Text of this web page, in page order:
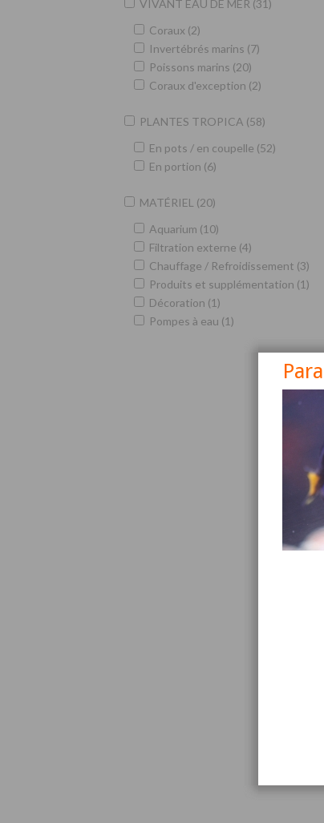
VIVANT EAU DE MER (31)
Coraux (2)
Invertébrés marins (7)
Poissons marins (20)
Coraux d'exception (2)
PLANTES TROPICA (58)
En pots / en coupelle (52)
En portion (6)
MATÉRIEL (20)
Aquarium (10)
Filtration externe (4)
Chauffage / Refroidissement (3)
Produits et supplémentation (1)
Décoration (1)
Pompes à eau (1)